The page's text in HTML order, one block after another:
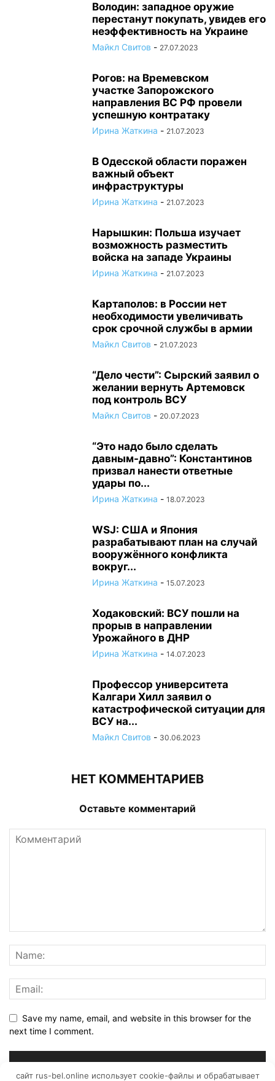
Володин: западное оружие
перестанут покупать, увидев его
неэффективность на Украине
Майкл Свитов - 27.07.2023
Рогов: на Времевском
участке Запорожского
направления ВС РФ провели
успешную контратаку
Ирина Жаткина - 21.07.2023
В Одесской области поражен
важный объект
инфраструктуры
Ирина Жаткина - 21.07.2023
Нарышкин: Польша изучает
возможность разместить
войска на западе Украины
Ирина Жаткина - 21.07.2023
Картаполов: в России нет
необходимости увеличивать
срок срочной службы в армии
Майкл Свитов - 21.07.2023
“Дело чести”: Сырский заявил о
желании вернуть Артемовск
под контроль ВСУ
Майкл Свитов - 20.07.2023
“Это надо было сделать
давным-давно”: Константинов
призвал нанести ответные
удары по...
Ирина Жаткина - 18.07.2023
WSJ: США и Япония
разрабатывают план на случай
вооружённого конфликта
вокруг...
Ирина Жаткина - 15.07.2023
Ходаковский: ВСУ пошли на
прорыв в направлении
Урожайного в ДНР
Ирина Жаткина - 14.07.2023
Профессор университета
Калгари Хилл заявил о
катастрофической ситуации для
ВСУ на...
Майкл Свитов - 30.06.2023
НЕТ КОММЕНТАРИЕВ
Оставьте комментарий
Save my name, email, and website in this browser for the
next time I comment.
сайт rus-bel.online использует cookie-файлы и обрабатывает